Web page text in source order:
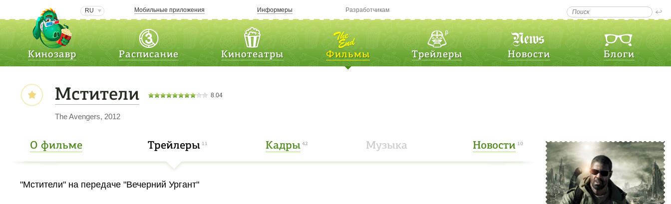
RU Мобильные приложения Информеры Разработчикам
Кинозавр Расписание Кинотеатры Фильмы Трейлеры Новости Блоги
8.04
Мстители
The Avengers, 2012
О фильме Трейлеры 11 Кадры 42 Музыка Новости 10
"Мстители" на передаче "Вечерний Ургант"